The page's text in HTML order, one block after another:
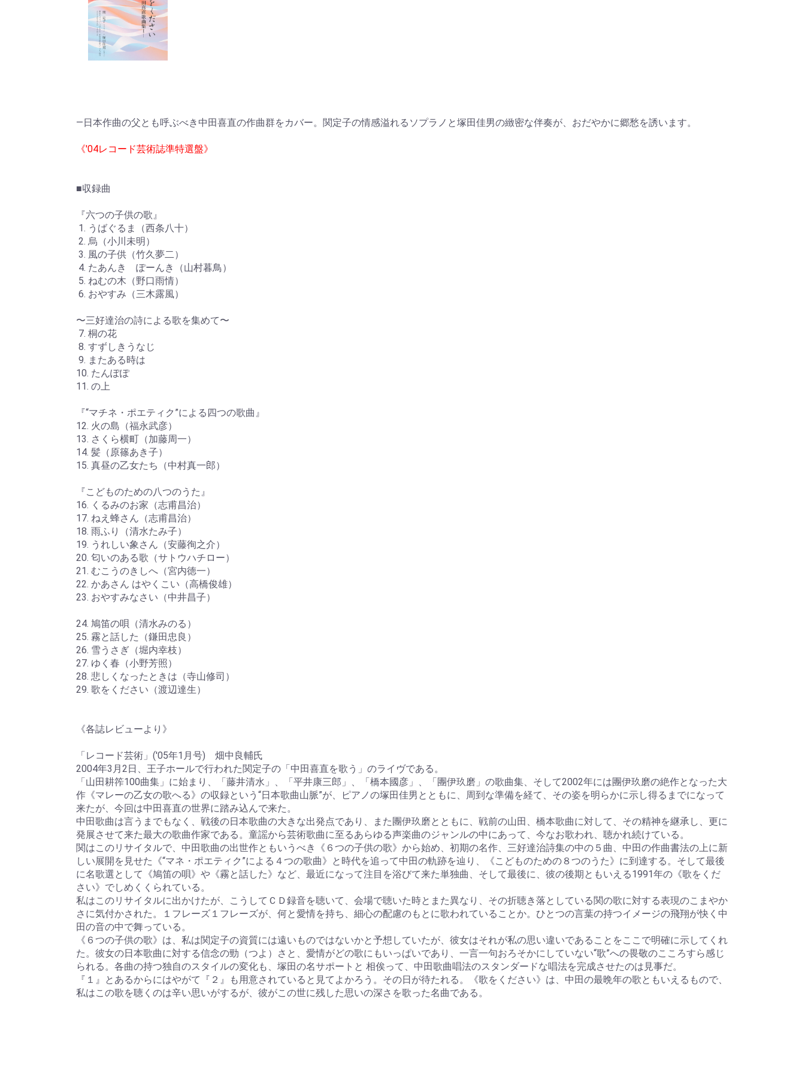
—日本作曲の父とも呼ぶべき中田喜直の作曲群をカバー。関定子の情感溢れるソプラノと塚田佳男の緻密な伴奏が、おだやかに郷愁を誘います。
《'04レコード芸術誌準特選盤》
■収録曲
『六つの子供の歌』
1. うばぐるま（西条八十）
2. 烏（小川未明）
3. 風の子供（竹久夢二）
4. たあんき ぽーんき（山村暮鳥）
5. ねむの木（野口雨情）
6. おやすみ（三木露風）
〜三好達治の詩による歌を集めて〜
7. 桐の花
8. すずしきうなじ
9. またある時は
10. たんぽぽ
11. の上
『“マチネ・ポエティク”による四つの歌曲』
12. 火の島（福永武彦）
13. さくら横町（加藤周一）
14. 髪（原篠あき子）
15. 真昼の乙女たち（中村真一郎）
『こどものための八つのうた』
16. くるみのお家（志甫昌治）
17. ねえ蜂さん（志甫昌治）
18. 雨ふり（清水たみ子）
19. うれしい象さん（安藤徇之介）
20. 匂いのある歌（サトウハチロー）
21. むこうのきしへ（宮内徳一）
22. かあさん はやくこい（高橋俊雄）
23. おやすみなさい（中井昌子）
24. 鳩笛の唄（清水みのる）
25. 霧と話した（鎌田忠良）
26. 雪うさぎ（堀内幸枝）
27. ゆく春（小野芳照）
28. 悲しくなったときは（寺山修司）
29. 歌をください（渡辺達生）
《各誌レビューより》
「レコード芸術」('05年1月号) 畑中良輔氏
2004年3月2日、王子ホールで行われた関定子の「中田喜直を歌う」のライヴである。
「山田耕筰100曲集」に始まり、「藤井清水」、「平井康三郎」、「橋本國彦」、「團伊玖磨」の歌曲集、そして2002年には團伊玖磨の絶作となった大
作《マレーの乙女の歌へる》の収録という“日本歌曲山脈”が、ピアノの塚田佳男とともに、周到な準備を経て、その姿を明らかに示し得るまでになって
来たが、今回は中田喜直の世界に踏み込んで来た。
中田歌曲は言うまでもなく、戦後の日本歌曲の大きな出発点であり、また團伊玖磨とともに、戦前の山田、橋本歌曲に対して、その精神を継承し、更に
発展させて来た最大の歌曲作家である。童謡から芸術歌曲に至るあらゆる声楽曲のジャンルの中にあって、今なお歌われ、聴かれ続けている。
関はこのリサイタルで、中田歌曲の出世作ともいうべき《６つの子供の歌》から始め、初期の名作、三好達治詩集の中の５曲、中田の作曲書法の上に新
しい展開を見せた《“マネ・ポエティク”による４つの歌曲》と時代を追って中田の軌跡を辿り、《こどものための８つのうた》に到達する。そして最後
に名歌選として《鳩笛の唄》や《霧と話した》など、最近になって注目を浴びて来た単独曲、そして最後に、彼の後期ともいえる1991年の《歌をくだ
さい》でしめくくられている。
私はこのリサイタルに出かけたが、こうしてＣＤ録音を聴いて、会場で聴いた時とまた異なり、その折聴き落としている関の歌に対する表現のこまやか
さに気付かされた。１フレーズ１フレーズが、何と愛情を持ち、細心の配慮のもとに歌われていることか。ひとつの言葉の持つイメージの飛翔が快く中
田の音の中で舞っている。
《６つの子供の歌》は、私は関定子の資質には遠いものではないかと予想していたが、彼女はそれが私の思い違いであることをここで明確に示してくれ
た。彼女の日本歌曲に対する信念の勁（つよ）さと、愛情がどの歌にもいっぱいであり、一言一句おろそかにしていない“歌”への畏敬のこころすら感じ
られる。各曲の持つ独自のスタイルの変化も、塚田の名サポートと 相俟って、中田歌曲唱法のスタンダードな唱法を完成させたのは見事だ。
『１』とあるからにはやがて『２』も用意されていると見てよかろう。その日が待たれる。《歌をください》は、中田の最晩年の歌ともいえるもので、
私はこの歌を聴くのは辛い思いがするが、彼がこの世に残した思いの深さを歌った名曲である。